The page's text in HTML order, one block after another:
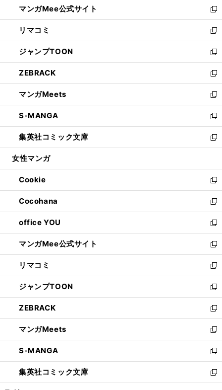
く
ド
ウ
で
開
く
ィ
ン
ド
ウ
で
開
く
い
ウ
ィ
ン
ド
ウ
で
開
く
マンガMee公式サイト
新
し
い
ウ
ィ
ン
ド
ウ
で
開
く
リマコミ
新
し
い
ウ
ィ
ン
ド
ウ
で
開
く
ジャンプTOON
新
し
い
ウ
ィ
ン
ド
ウ
で
開
ZEBRACK
新
し
い
ウ
ィ
ン
ド
ウ
開
く
マンガMeets
新
し
い
ウ
ィ
ン
ウ
で
開
く
S-MANGA
新
し
い
ウ
ン
ド
ウ
で
開
く
集英社コミック文庫
新
し
ウ
ィ
ン
ド
ウ
で
開
く
女性マンガ
Cookie
新
し
い
ウ
ィ
ン
ド
ウ
で
開
く
Cocohana
新
し
い
ウ
ィ
ン
ド
ウ
で
開
く
office YOU
新
し
い
ウ
ィ
ン
ド
ウ
で
開
く
マンガMee公式サイト
新
し
い
ウ
ィ
ン
ド
ウ
で
開
く
リマコミ
新
し
い
ウ
ィ
ン
ド
ウ
で
開
く
ジャンプTOON
新
し
い
ウ
ィ
ン
ド
ウ
で
開
ZEBRACK
新
し
い
ウ
ィ
ン
ド
ウ
マンガMeets
新
し
い
ウ
ィ
ン
S-MANGA
新
し
い
ウ
集英社コミック文庫
新
し